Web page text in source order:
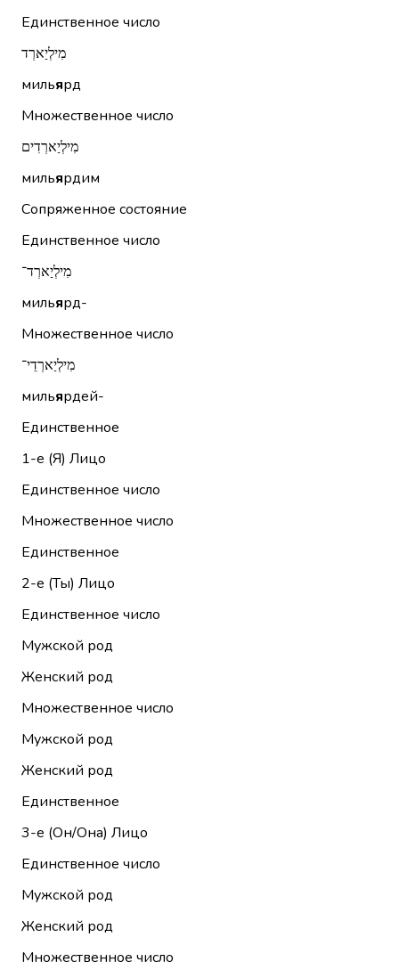
Единственное число
מִילְיַארְד
мильярд
Множественное число
מִילְיַארְדִים
мильярдим
Сопряженное состояние
Единственное число
מִילְיַארְד־
мильярд-
Множественное число
מִילְיַארְדֵי־
мильярдей-
Единственное
1-е (Я) Лицо
Единственное число
Множественное число
Единственное
2-е (Ты) Лицо
Единственное число
Мужской род
Женский род
Множественное число
Мужской род
Женский род
Единственное
3-е (Он/Она) Лицо
Единственное число
Мужской род
Женский род
Множественное число